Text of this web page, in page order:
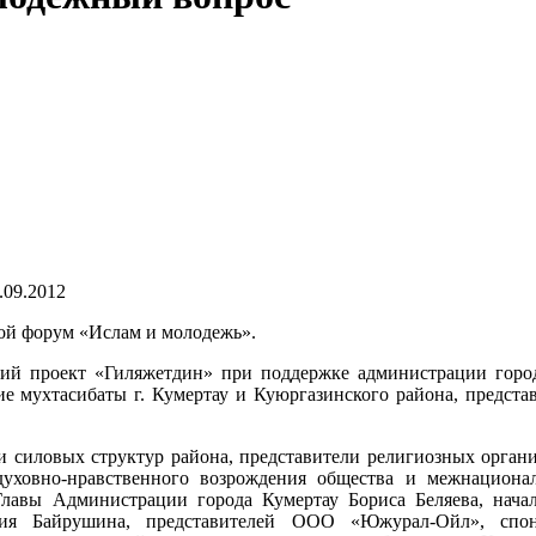
форум «Ислам и молодежь».
проект «Гиляжетдин» при поддержке администрации
мухтасибаты г. Кумертау и Куюргазинского района,
силовых структур района, представители религиозных
нравственного возрождения общества и
Администрации города Кумертау Бориса Беляева,
Байрушина, представителей ООО «Южурал-Ойл»,